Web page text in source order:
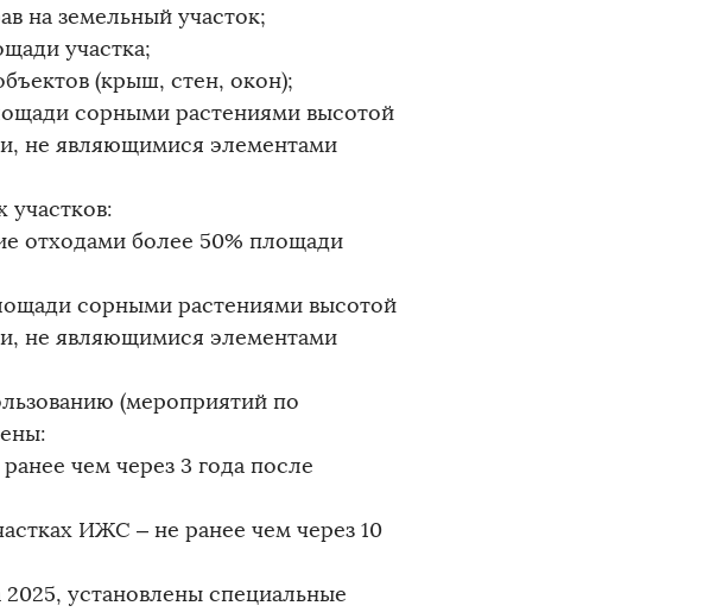
на земельный участок;
участка;
(крыш, стен, окон);
сорными растениями высотой
не являющимися элементами
отходами более 50% площади
сорными растениями высотой
не являющимися элементами
(мероприятий по
чем через 3 года после
ИЖС – не ранее чем через 10
установлены специальные